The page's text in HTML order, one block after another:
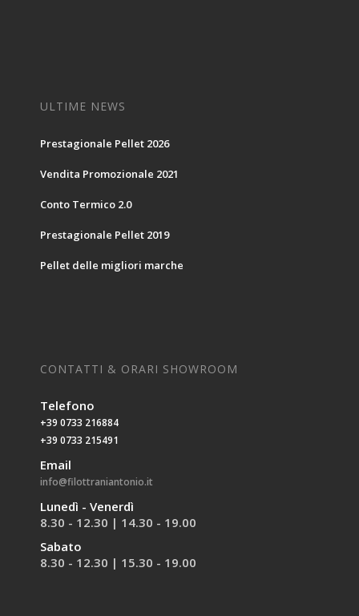
ULTIME NEWS
Prestagionale Pellet 2026
Vendita Promozionale 2021
Conto Termico 2.0
Prestagionale Pellet 2019
Pellet delle migliori marche
CONTATTI & ORARI SHOWROOM
Telefono
+39 0733 216884
+39 0733 215491
Email
info@filottraniantonio.it
Lunedì - Venerdì
8.30 - 12.30 | 14.30 - 19.00
Sabato
8.30 - 12.30 | 15.30 - 19.00